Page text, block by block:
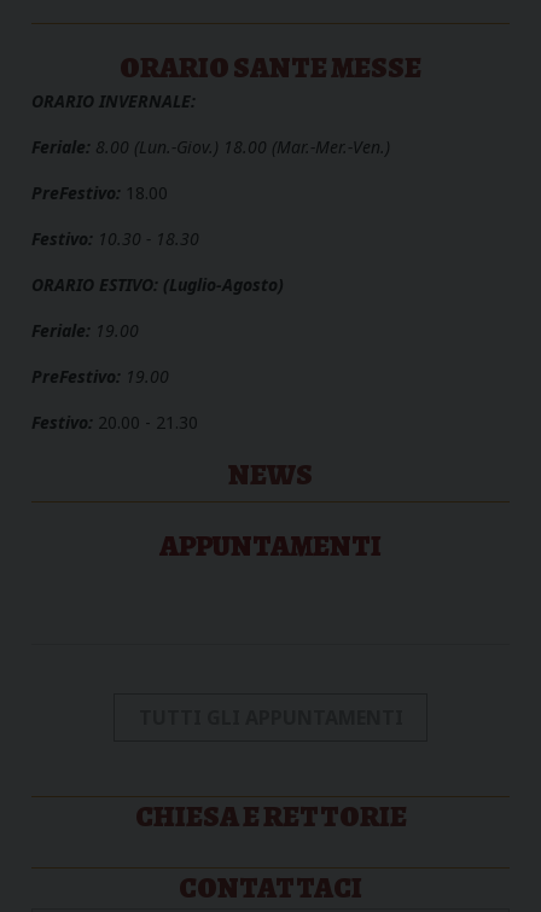
ORARIO SANTE MESSE
ORARIO INVERNALE:
Feriale: 8.00 (Lun.-Giov.) 18.00 (Mar.-Mer.-Ven.)
PreFestivo: 18.00
Festivo: 10.30 - 18.30
ORARIO ESTIVO: (Luglio-Agosto)
Feriale: 19.00
PreFestivo: 19.00
Festivo: 20.00 - 21.30
NEWS
APPUNTAMENTI
CHIESA E RETTORIE
CONTATTACI